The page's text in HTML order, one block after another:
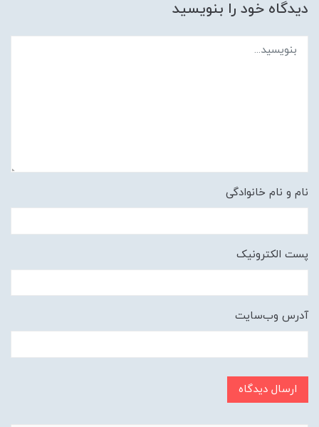
دیدگاه خود را بنویسید
نام و نام خانوادگی
پست الکترونیک
آدرس وب‌سایت
ارسال دیدگاه